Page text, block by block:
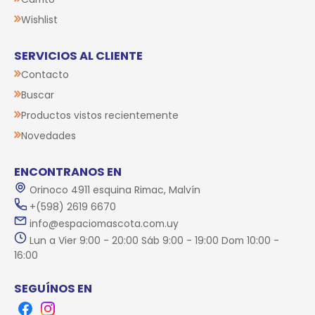
Wishlist
SERVICIOS AL CLIENTE
Contacto
Buscar
Productos vistos recientemente
Novedades
ENCONTRANOS EN
Orinoco 4911 esquina Rimac, Malvín
+(598) 2619 6670
info@espaciomascota.com.uy
Lun a Vier 9:00 - 20:00 Sáb 9:00 - 19:00 Dom 10:00 -
16:00
SEGUÍNOS EN